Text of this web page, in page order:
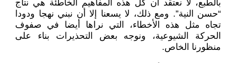
بالطبع، لا نعتقد أن كل هذه المفاهيم الخاطئة هي نتاج
“حسن النية”. ومع ذلك، لا يسعنا إلا أن نبني نهجا ودودا
تجاه مثل هذه الأخطاء، التي نراها أيضا في صفوف
الحركة الشيوعية، ونوجه بعض التحذيرات بناء على
منظورنا الخاص.